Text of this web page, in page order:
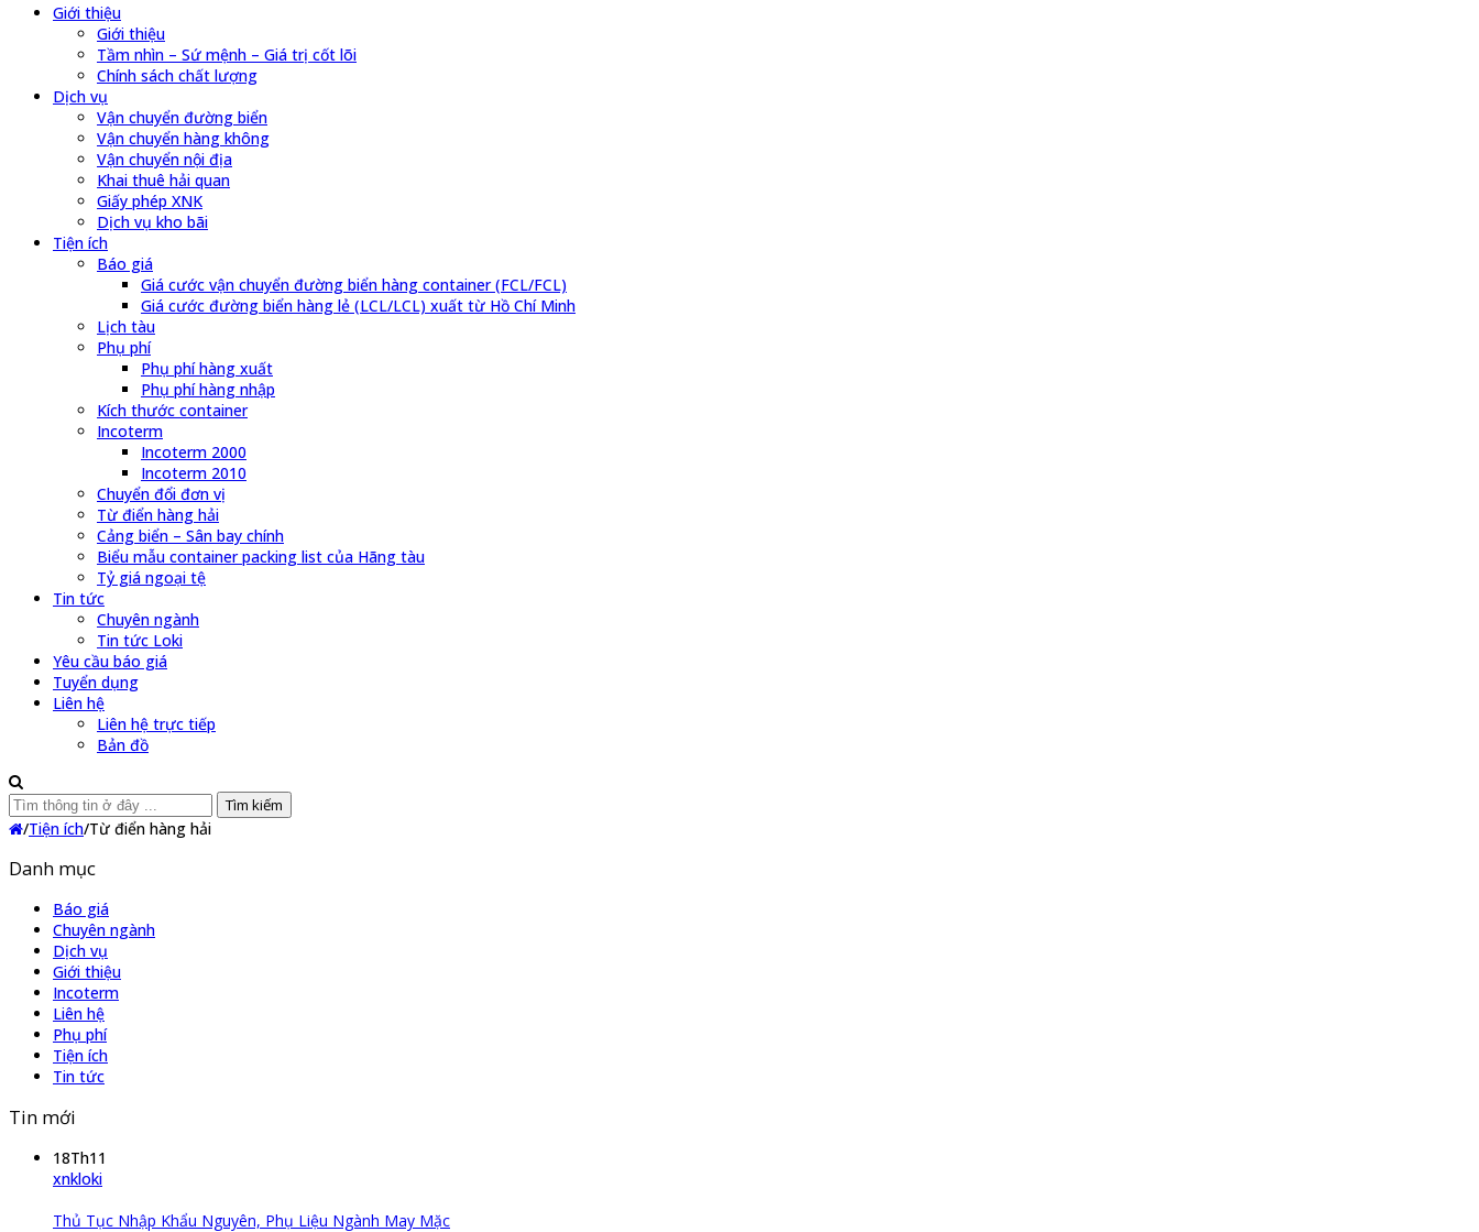
Giới thiệu
Giới thiệu
Tầm nhìn – Sứ mệnh – Giá trị cốt lõi
Chính sách chất lượng
Dịch vụ
Vận chuyển đường biển
Vận chuyển hàng không
Vận chuyển nội địa
Khai thuê hải quan
Giấy phép XNK
Dịch vụ kho bãi
Tiện ích
Báo giá
Giá cước vận chuyển đường biển hàng container (FCL/FCL)
Giá cước đường biển hàng lẻ (LCL/LCL) xuất từ Hồ Chí Minh
Lịch tàu
Phụ phí
Phụ phí hàng xuất
Phụ phí hàng nhập
Kích thước container
Incoterm
Incoterm 2000
Incoterm 2010
Chuyển đổi đơn vị
Từ điển hàng hải
Cảng biển – Sân bay chính
Biểu mẫu container packing list của Hãng tàu
Tỷ giá ngoại tệ
Tin tức
Chuyên ngành
Tin tức Loki
Yêu cầu báo giá
Tuyển dụng
Liên hệ
Liên hệ trực tiếp
Bản đồ
Tìm kiếm
/Tiện ích/Từ điển hàng hải
Danh mục
Báo giá
Chuyên ngành
Dịch vụ
Giới thiệu
Incoterm
Liên hệ
Phụ phí
Tiện ích
Tin tức
Tin mới
18Th11
xnkloki
Thủ Tục Nhập Khẩu Nguyên, Phụ Liệu Ngành May Mặc